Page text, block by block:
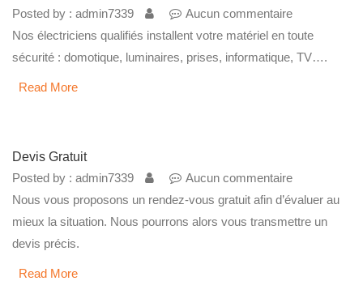
Posted by : admin7339
Aucun commentaire
Nos électriciens qualifiés installent votre matériel en toute
sécurité : domotique, luminaires, prises, informatique, TV….
Read More
Devis Gratuit
Posted by : admin7339
Aucun commentaire
Nous vous proposons un rendez-vous gratuit afin d’évaluer au
mieux la situation. Nous pourrons alors vous transmettre un
devis précis.
Read More